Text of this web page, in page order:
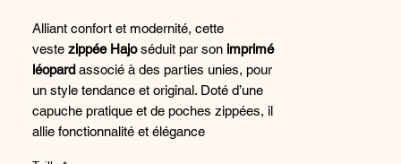
Alliant confort et modernité, cette
veste zippée Hajoséduit par son imprimé
léopard associé à des parties unies, pour
un style tendance et original. Doté d’une
capuche pratique et de poches zippées, il
allie fonctionnalité et élégance